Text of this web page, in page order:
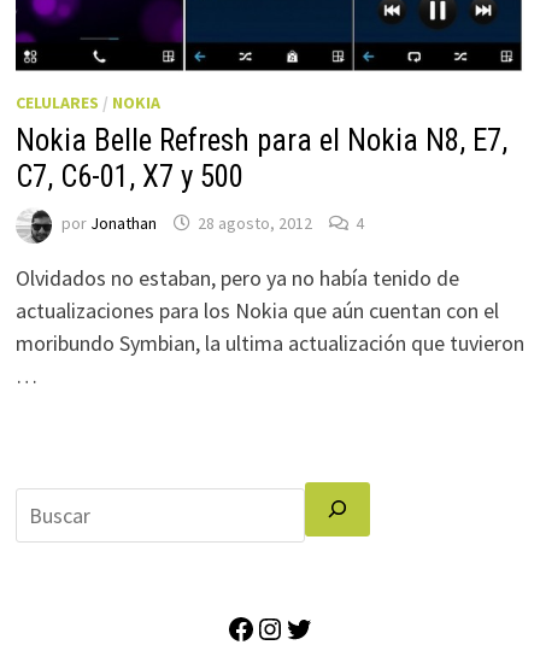
CELULARES / NOKIA
Nokia Belle Refresh para el Nokia N8, E7,
C7, C6-01, X7 y 500
por Jonathan 28 agosto, 2012 4
Olvidados no estaban, pero ya no había tenido de
actualizaciones para los Nokia que aún cuentan con el
moribundo Symbian, la ultima actualización que tuvieron
…
Facebook
Instagram